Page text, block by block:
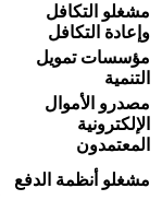
مشغلو التكافل
وإعادة التكافل
مؤسسات تمويل
التنمية
مصدرو الأموال
الإلكترونية
المعتمدون
مشغلو أنظمة الدفع